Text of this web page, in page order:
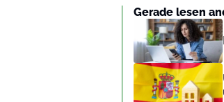
Gerade lesen